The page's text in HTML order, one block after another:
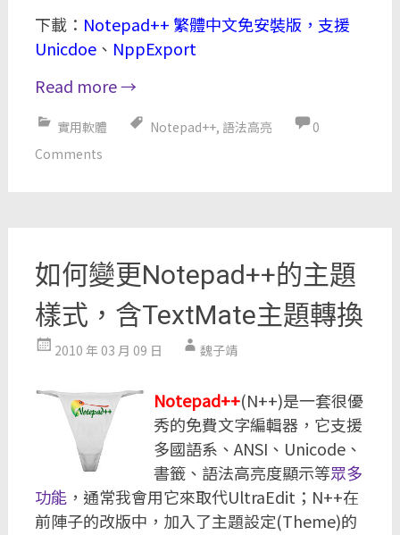
下載： Notepad++ 繁體中文免安裝版，支援
Unicdoe、 NppExport
Read more→
實用軟體 Notepad++, 語法高亮
0
Comments
如何變更Notepad++的主題
樣式，含TextMate主題轉換
2010 年 03 月 09 日 魏子靖
Notepad++(N++)是一套很優
秀的免費文字編輯器，它支援
多國語系、ANSI、Unicode、
書籤、語法高亮度顯示等眾多
功能，通常我會用它來取代UltraEdit；N++在
前陣子的改版中，加入了主題設定(Theme)的